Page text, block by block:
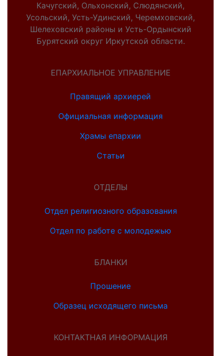
Качугский, Ольхонский, Слюдянский,
Усольский, Усть-Удинский, Черемховский,
Шелеховский районы и Усть-Ордынский
Бурятский округ Иркутской области.
ЕПАРХИАЛЬНОЕ УПРАВЛЕНИЕ
Правящий архиерей
Официальная информация
Храмы епархии
Статьи
ОТДЕЛЫ
Отдел религиозного образования
Отдел по работе с молодежью
БЛАНКИ
Прошение
Образец исходящего письма
КОНТАКТНАЯ ИНФОРМАЦИЯ